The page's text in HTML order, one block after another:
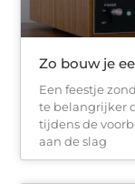
Zo bouw je
Een feestje
te belangrijker
tijdens de
aan de slag